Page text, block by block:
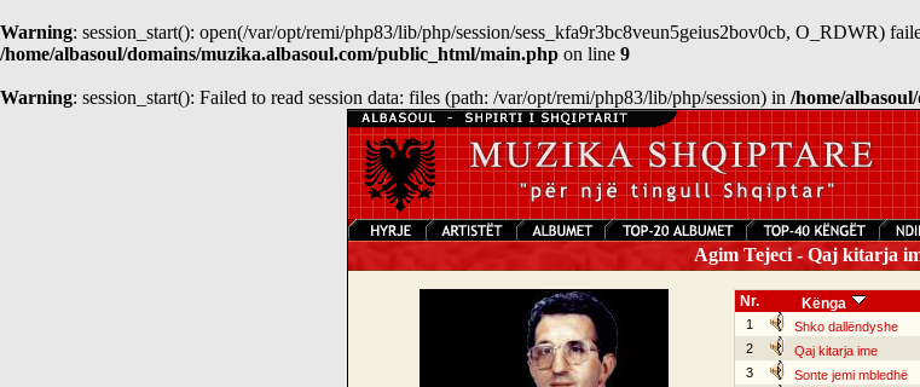
Warning: session_start(): open(/var/opt/remi/php83/lib/php/session/sess_kfa9r3bc8veun5geius2bov0cb, O_RDWR)
/home/albasoul/domains/muzika.albasoul.com/public_html/main.php on line 9
Warning: session_start(): Failed to read session data: files (path: /var/opt/remi/php83/lib/php/session) in /home/
Agim Tejeci - Qaj kitarja
Nr. Kënga
1 Shko dallëndyshe
2
Qaj kitarja ime
3
Sonte jemi mbledhë